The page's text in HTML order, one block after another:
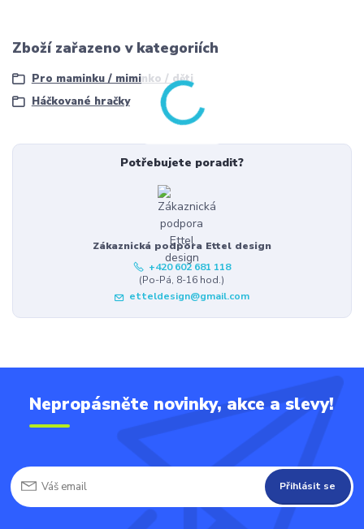
Zboží zařazeno v kategoriích
Pro maminku / miminko / děti
Háčkované hračky
Potřebujete poradit?
Zákaznická podpora Ettel design
+420 602 681 118
(Po-Pá, 8-16 hod.)
etteldesign@gmail.com
Nepropásněte novinky, akce a slevy!
Přihlásit se